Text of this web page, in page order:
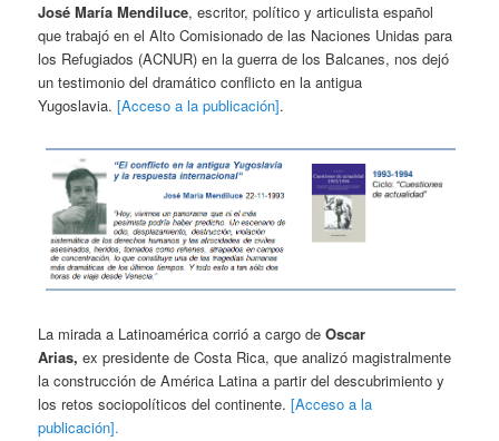
José María Mendiluce, escritor, político y articulista español
que trabajó en el Alto Comisionado de las Naciones Unidas para
los Refugiados (ACNUR) en la guerra de los Balcanes, nos dejó
un testimonio del dramático conflicto en la antigua
Yugoslavia.[Acceso a la publicación].
La mirada a Latinoamérica corrió a cargo deOscar
Arias, ex presidente de Costa Rica, que analizó magistralmente
la construcción de América Latina a partir del descubrimiento y
los retos sociopolíticos del continente.[Acceso a la
publicación].